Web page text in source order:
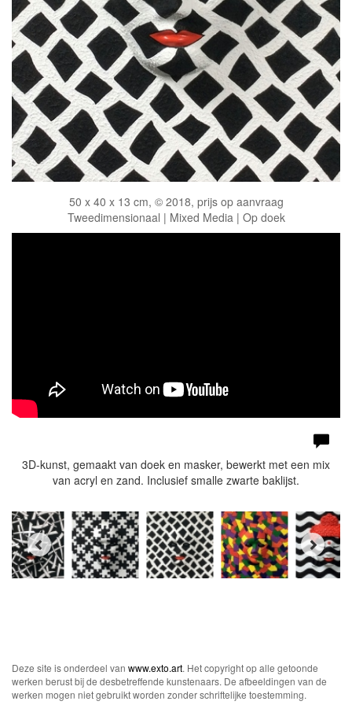
50 x 40 x 13 cm, © 2018, prijs op aanvraag
Tweedimensionaal | Mixed Media | Op doek
3D-kunst, gemaakt van doek en masker, bewerkt met een mix
van acryl en zand. Inclusief smalle zwarte baklijst.
Deze site is onderdeel van www.exto.art. Het copyright op alle getoonde
werken berust bij de desbetreffende kunstenaars. De afbeeldingen van de
werken mogen niet gebruikt worden zonder schriftelijke toestemming.